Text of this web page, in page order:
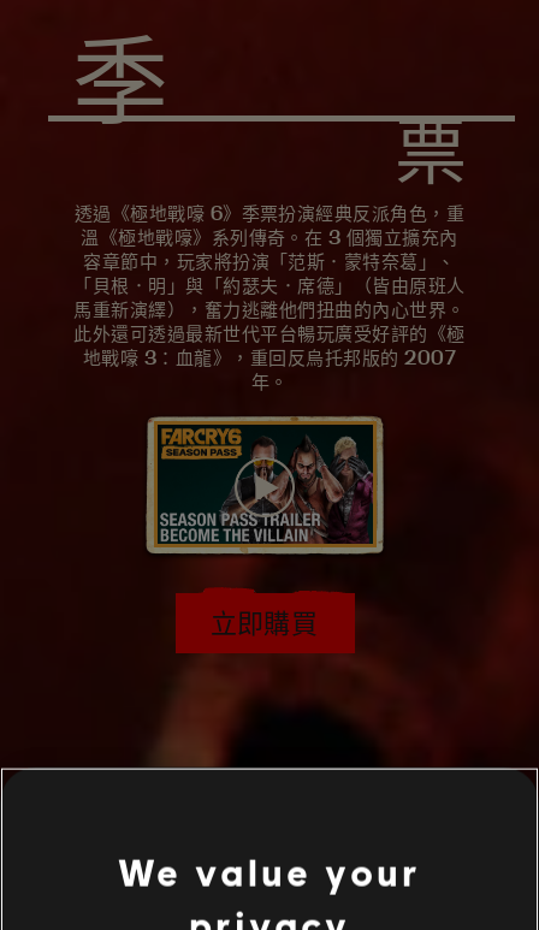
季
票
透過《極地戰嚎 6》季票扮演經典反派角色，重
溫《極地戰嚎》系列傳奇。在 3 個獨立擴充內
容章節中，玩家將扮演「范斯．蒙特奈葛」、
「貝根．明」與「約瑟夫．席德」（皆由原班人
馬重新演繹），奮力逃離他們扭曲的內心世界。
此外還可透過最新世代平台暢玩廣受好評的《極
地戰嚎 3：血龍》，重回反烏托邦版的 2007
年。
立即購買
We value your